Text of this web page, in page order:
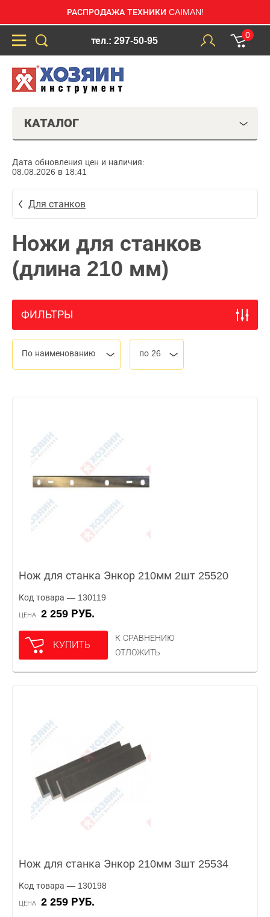
РАСПРОДАЖА ТЕХНИКИ CAIMAN!
тел.: 297-50-95
0
КАТАЛОГ
Дата обновления цен и наличия:
08.08.2026 в 18:41
Для станков
Ножи для станков
(длина 210 мм)
ФИЛЬТРЫ
По наименованию по 26
Нож для станка Энкор 210мм 2шт 25520
Код товара — 130119
ЦЕНА 2 259 РУБ.
КУПИТЬ
К СРАВНЕНИЮ
ОТЛОЖИТЬ
Нож для станка Энкор 210мм 3шт 25534
Код товара — 130198
ЦЕНА 2 259 РУБ.